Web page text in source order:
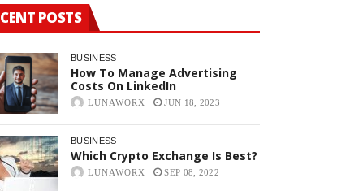
POSTS
BUSINESS
How To Manage Advertising
Costs On LinkedIn
LUNAWORX JUN 18, 2023
BUSINESS
Which Crypto Exchange Is Best?
LUNAWORX SEP 08, 2022